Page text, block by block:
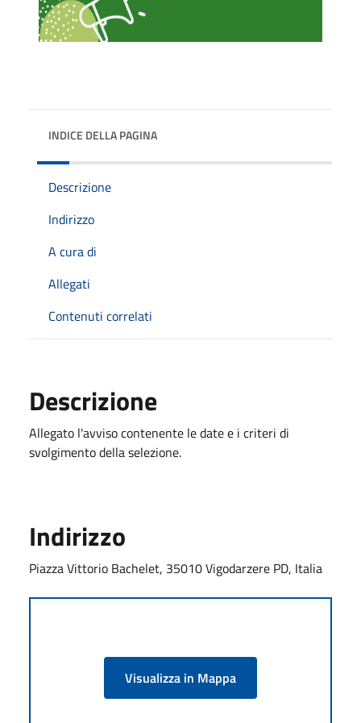
INDICE DELLA PAGINA
Descrizione
Indirizzo
A cura di
Allegati
Contenuti correlati
Descrizione
Allegato l'avviso contenente le date e i criteri di
svolgimento della selezione.
Indirizzo
Piazza Vittorio Bachelet, 35010 Vigodarzere PD, Italia
Visualizza in Mappa